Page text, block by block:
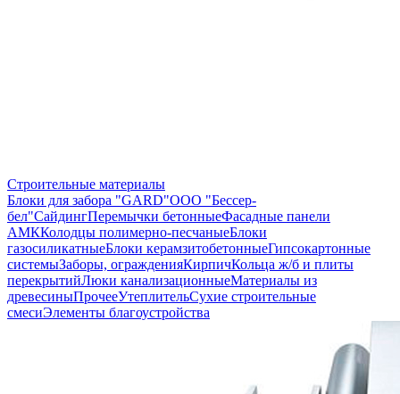
Строительные материалы
Блоки для забора "GARD"ООО "Бессер-
бел"СайдингПеремычки бетонныеФасадные панели
АМККолодцы полимерно-песчаныеБлоки
газосиликатныеБлоки керамзитобетонныеГипсокартонные
системыЗаборы, огражденияКирпичКольца ж/б и плиты
перекрытийЛюки канализационныеМатериалы из
древесиныПрочееУтеплительСухие строительные
смесиЭлементы благоустройства